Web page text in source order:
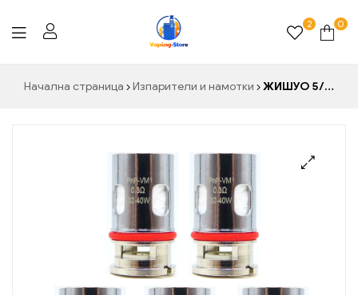
2 0
Начална страница Изпарители и намотки ЖИШУО 5/10 бр PnP бобина VM1 0,3 ohm изпарител Резервни мрежести бобини за Vinci Drag X/S mod Pod Kit Vape електронна цигара